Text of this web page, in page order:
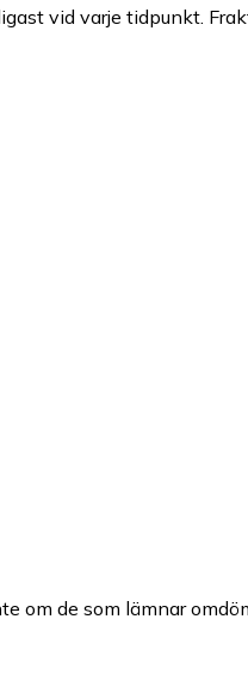
vid varje tidpunkt.
om de som lämnar